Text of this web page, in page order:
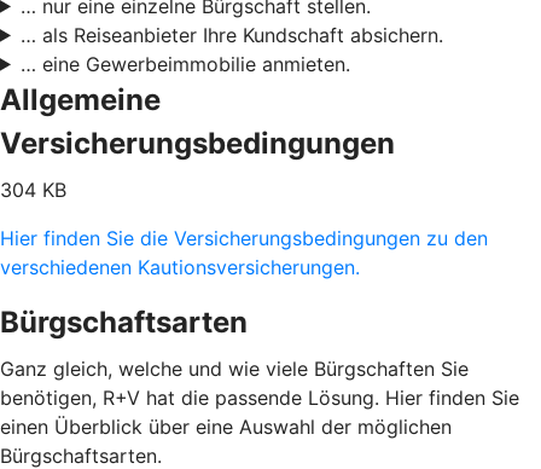
… nur eine einzelne Bürgschaft stellen.
… als Reiseanbieter Ihre Kundschaft absichern.
… eine Gewerbeimmobilie anmieten.
Allgemeine
Versicherungsbedingungen
304 KB
Hier finden Sie die Versicherungsbedingungen zu den
verschiedenen Kautionsversicherungen.
Bürgschaftsarten
Ganz gleich, welche und wie viele Bürgschaften Sie
benötigen, R+V hat die passende Lösung. Hier finden Sie
einen Überblick über eine Auswahl der möglichen
Bürgschaftsarten.